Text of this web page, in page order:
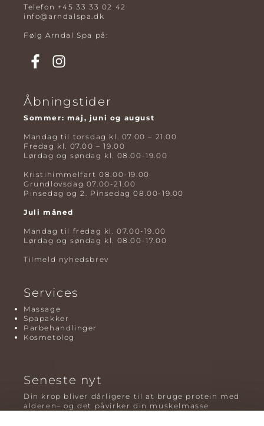
Telefon +45 33 33 02 42
info@arndalspa.dk
Følg Arndal Spa på:
Åbningstider
Sommer: maj, juni og august
Mandag til torsdag kl. 07.00 – 21.00
Fredag kl. 07.00 – 19.00
Lørdag og søndag kl. 08.00-19.00
Kristihimmelfart 08.00-19.00
Grundlovsdag 07.00-21.00
Pinsedag og 2. Pinsedag 08.00-19.00
Juli måned
Mandag til fredag kl. 07.00-19.00
Lørdag og søndag kl. 08.00-17.00
Tilmeld nyhedsbrev
Services
Massage
Spapakker
Parbehandlinger
Kosmetolog
Seneste nyt
Din krop bliver dårligere til at bruge protein med
alderen– og det påvirker din muskelmasse